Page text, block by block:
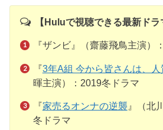
【Huluで視聴できる最新ドラ
『ザンビ』（齋藤飛鳥主演）
『3年A組 今から皆さんは、人
暉主演）：2019冬ドラマ
『家売るオンナの逆襲 』（北
冬ドラマ